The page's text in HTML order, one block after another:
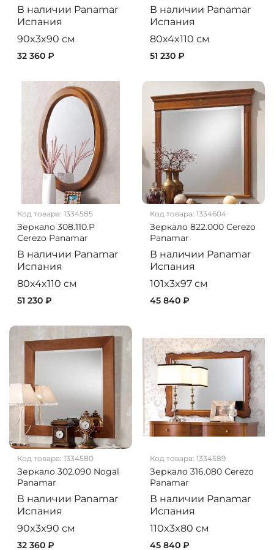
В наличии Panamar
Испания
90x3x90 см
32 360 ₽
В наличии Panamar
Испания
80x4x110 см
51 230 ₽
Код товара: 1334585
Зеркало 308.110.P
Cerezo Panamar
В наличии Panamar
Испания
80x4x110 см
51 230 ₽
Код товара: 1334604
Зеркало 822.000 Cerezo
Panamar
В наличии Panamar
Испания
101x3x97 см
45 840 ₽
Код товара: 1334580
Зеркало 302.090 Nogal
Panamar
В наличии Panamar
Испания
90x3x90 см
32 360 ₽
Код товара: 1334589
Зеркало 316.080 Cerezo
Panamar
В наличии Panamar
Испания
110x3x80 см
45 840 ₽